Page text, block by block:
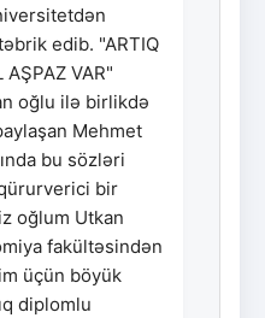
edib. "ARTIQ
VAR"
oğlu ilə birlikdə
Mehmet
bu sözləri
bir
oğlum Utkan
fakültəsindən
üçün böyük
diplomlu